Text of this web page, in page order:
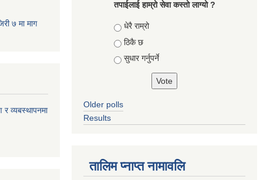
७ मा माग
र व्यबस्थापनमा
तपाईलाई हाम्रो सेवा कस्तो लाग्यो ?
Choices
धेरै राम्रो
ठिकै छ
सुधार गर्नुपर्ने
Older polls
Results
तालिम प्नाप्त नामावलि